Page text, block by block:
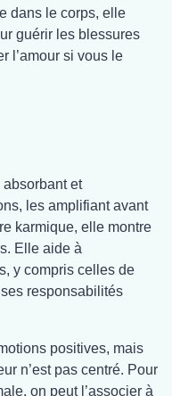
dans le corps, elle
guérir les blessures
l’amour si vous le
absorbant et
les amplifiant avant
karmique, elle montre
Elle aide à
y compris celles de
responsabilités
positives, mais
n’est pas centré. Pour
on peut l’associer à